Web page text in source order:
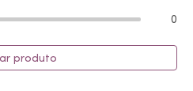
0
produto